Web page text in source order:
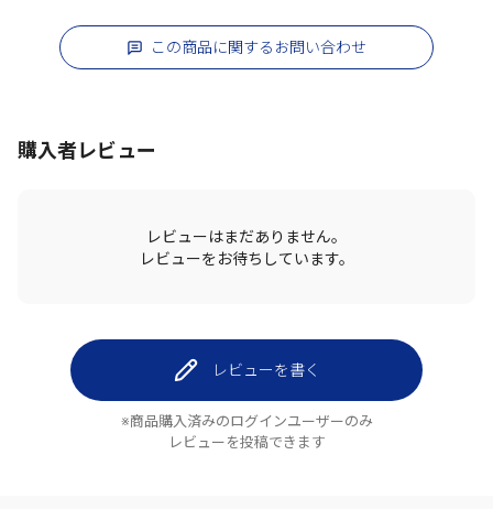
この商品に関するお問い合わせ
購入者レビュー
レビューはまだありません。
レビューをお待ちしています。
レビューを書く
※商品購入済みのログインユーザーのみ
レビューを投稿できます